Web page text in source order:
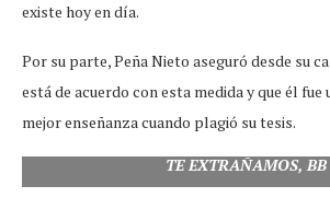
existe hoy en día.
Por su parte, Peña Nieto aseguró desde su
está de acuerdo con esta medida y que él
mejor enseñanza cuando plagió su tesis.
TE EXTRAÑAMOS, BB